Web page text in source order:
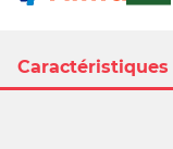
Caractéristiques